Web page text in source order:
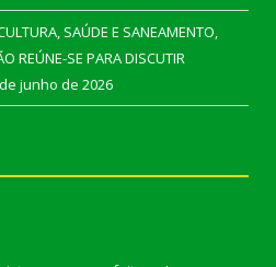
SAÚDE E SANEAMENTO,
REÚNE-SE PARA DISCUTIR
junho de 2026